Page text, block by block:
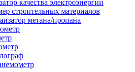
качества электроэнергии
строительных материалов
метана/пропана